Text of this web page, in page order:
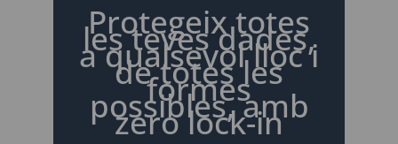
Protegeix totes
les teves dades,
a qualsevol lloc i
de totes les
formes
possibles, amb
zero lock-in